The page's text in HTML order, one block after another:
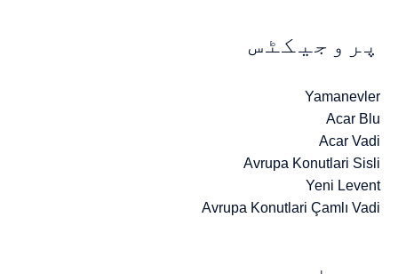
پروجیکٹس
Yamanevler
Acar Blu
Acar Vadi
Avrupa Konutlari Sisli
Yeni Levent
Avrupa Konutlari Çamlı Vadi